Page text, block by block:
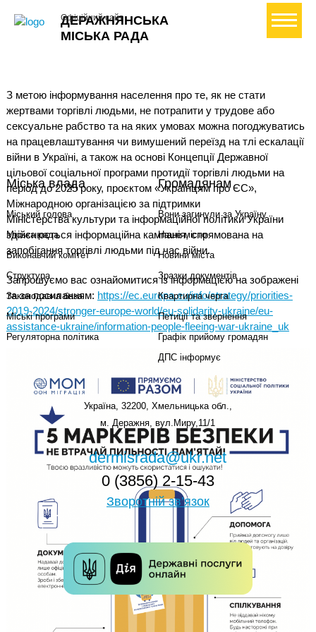
ДЕРАЖНЯНСЬКА
МІСЬКА РАДА
Офіційний сайт+ Створити петицію
З метою інформування населення про те, як не стати
жертвами торгівлі людьми, не потрапити у трудове або
сексуальне рабство та на яких умовах можна погоджуватись
на працевлаштування чи вимушений переїзд на тлі ескалації
війни в Україні, а також на основі Концепції Державної
цільової соціальної програми протидії торгівлі людьми на
період до 2025 року, проєктом «Українцям про ЄС»,
Міжнародною організацією за підтримки
Міністерства культури та інформаційної політики України
здійснюється інформаційна кампанія, спрямована на
запобігання торгівлі людьми під час війни.
Запрошуємо вас ознайомитися із інформацією на зображені
та за посиланням: https://ec.europa.eu/info/strategy/priorities-
2019-2024/stronger-europe-world/eu-solidarity-ukraine/eu-
assistance-ukraine/information-people-fleeing-war-ukraine_uk
Міська влада
Міський голова
Міська рада
Виконавчий комітет
Структура
Законодавча база
Міські програми
Регуляторна політика
Громадянам
Вони загинули за Україну
Наше місто
Новини міста
Зразки документів
Квартирна черга
Петиції та звернення
Графік прийому громадян
ДПС інформує
Україна, 32200, Хмельницька обл.,
м. Деражня, вул.Миру,11/1
dermisrada@ukr.net
0 (3856) 2-15-43
Зворотній зв’язок